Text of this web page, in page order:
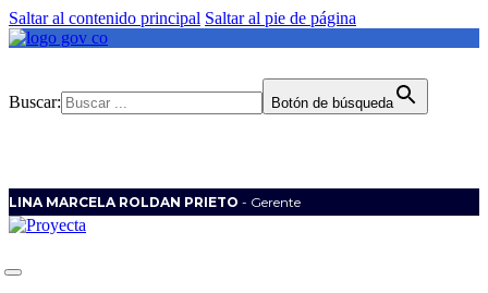
Saltar al contenido principal Saltar al pie de página
Buscar: Botón de búsqueda
LINA MARCELA ROLDAN PRIETO - Gerente